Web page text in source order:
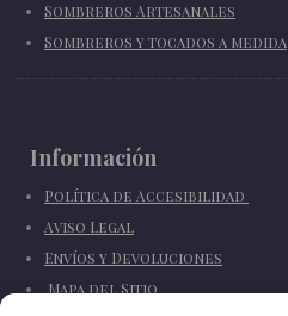
Sombreros Artesanales
Sombreros y tocados a medida
Información
Política de Accesibilidad
Aviso Legal
Envíos y Devoluciones
Mapa del Sitio